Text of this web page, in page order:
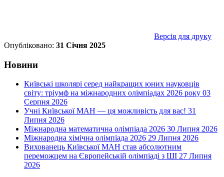
Версія для друку
Опубліковано: 31 Січня 2025
Новини
Київські школярі серед найкращих юних науковців
світу: тріумф на міжнародних олімпіадах 2026 року 03
Серпня 2026
Учні Київської МАН — ця можливість для вас! 31
Липня 2026
Міжнародна математична олімпіада 2026 30 Липня 2026
Міжнародна хімічна олімпіада 2026 29 Липня 2026
Вихованець Київської МАН став абсолютним
переможцем на Європейській олімпіаді з ШІ 27 Липня
2026